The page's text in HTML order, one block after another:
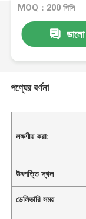
MOQ：200 পিসি
ভালো
পণ্যের বর্ণনা
লক্ষণীয় করা:
উৎপত্তি স্থল
ডেলিভারি সময়